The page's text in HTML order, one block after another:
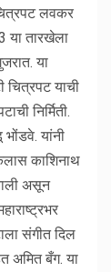
लवकर
या तारखेला
या
चित्रपट याची
निर्मिती.
यांनी
काशिनाथ
असून
संगीत दिल
अमित बँग. या